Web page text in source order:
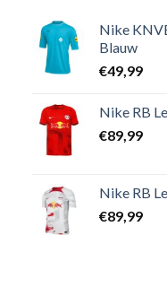
Nike
Blauw
€49,99
Nike RB
€89,99
Nike RB
€89,99